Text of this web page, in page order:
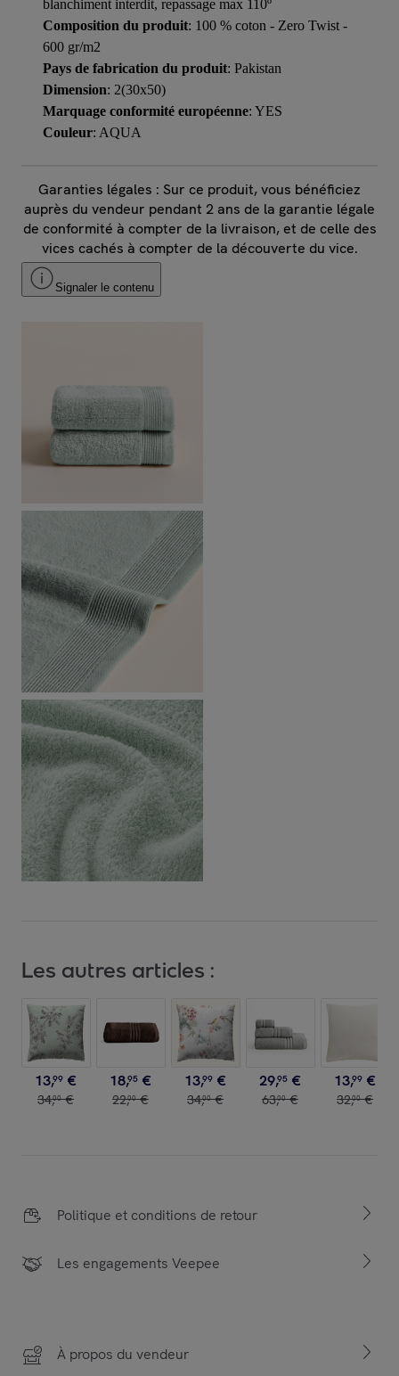
blanchiment interdit, repassage max 110º
Composition du produit: 100 % coton - Zero Twist -
600 gr/m2
Pays de fabrication du produit: Pakistan
Dimension: 2(30x50)
Marquage conformité européenne: YES
Couleur: AQUA
Garanties légales : Sur ce produit, vous bénéficiez
auprès du vendeur pendant 2 ans de la garantie légale
de conformité à compter de la livraison, et de celle des
vices cachés à compter de la découverte du vice.
Signaler le contenu
Les autres articles :
13,99 €
34,00 €
18,95 €
22,00 €
13,99 €
34,00 €
29,95 €
63,00 €
13,99 €
32,00 €
Politique et conditions de retour
Les engagements Veepee
À propos du vendeur